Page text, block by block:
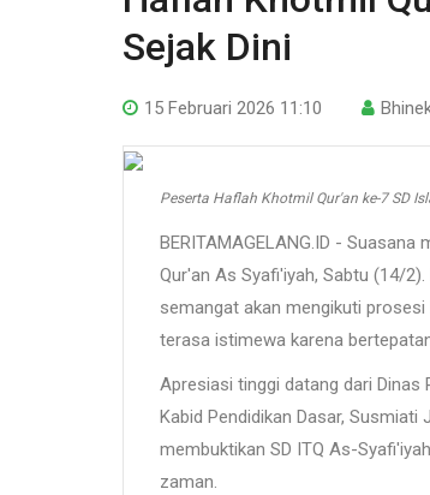
Sejak Dini
15 Februari 2026 11:10
Peserta Haflah Khotmil Qur'an ke-7 SD
BERITAMAGELANG.ID -
Qur'an As Syafi'iyah, Sabtu (14/
semangat akan mengikuti
terasa istimewa karena
Apresiasi tinggi datang dari Dinas
Kabid Pendidikan Dasar,
membuktikan SD ITQ As-
zaman.